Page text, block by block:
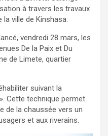
à travers les travaux
la ville de Kinshasa.
vendredi 28 mars, les
De la Paix et Du
de Limete, quartier
suivant la
Cette technique permet
de la chaussée vers un
et aux riverains.